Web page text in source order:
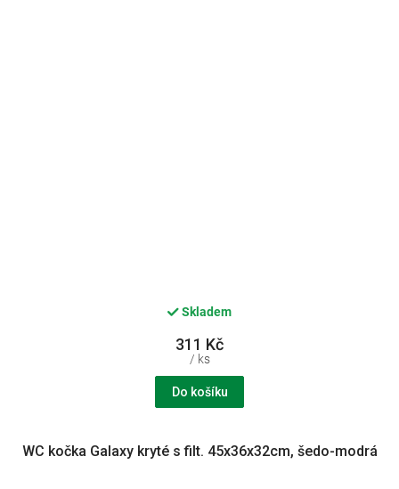
Skladem
311 Kč
/ ks
Do košíku
WC kočka Galaxy kryté s filt. 45x36x32cm, šedo-modrá